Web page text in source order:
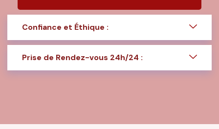
Confiance et Éthique :
Prise de Rendez-vous 24h/24 :